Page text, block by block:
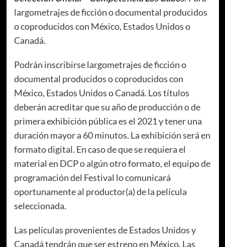
largometrajes de ficción o documental producidos
o coproducidos con México, Estados Unidos o
Canadá.
Podrán inscribirse largometrajes de ficción o
documental producidos o coproducidos con
México, Estados Unidos o Canadá. Los títulos
deberán acreditar que su año de producción o de
primera exhibición pública es el 2021 y tener una
duración mayor a 60 minutos. La exhibición será en
formato digital. En caso de que se requiera el
material en DCP o algún otro formato, el equipo de
programación del Festival lo comunicará
oportunamente al productor(a) de la película
seleccionada.
Las películas provenientes de Estados Unidos y
Canadá tendrán que ser estreno en México. Las